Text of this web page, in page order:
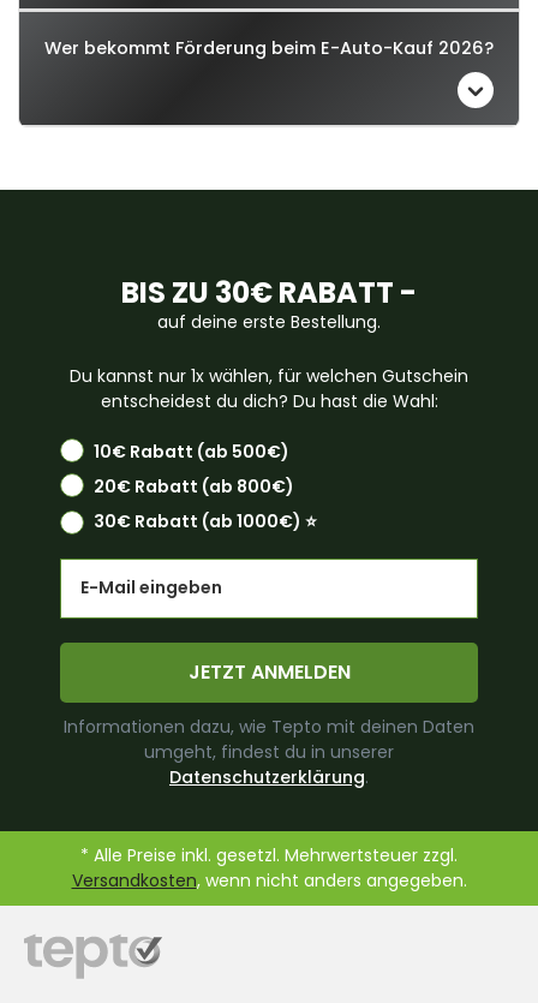
Wer bekommt Förderung beim E-Auto-Kauf 2026?
BIS ZU 30€ RABATT -
auf deine erste Bestellung.
Du kannst nur 1x wählen, für welchen Gutschein
entscheidest du dich? Du hast die Wahl:
10€ Rabatt (ab 500€)
20€ Rabatt (ab 800€)
30€ Rabatt (ab 1000€) ⭐️
JETZT ANMELDEN
Informationen dazu, wie Tepto mit deinen Daten
umgeht, findest du in unserer
Datenschutzerklärung.
* Alle Preise inkl. gesetzl. Mehrwertsteuer zzgl.
Versandkosten, wenn nicht anders angegeben.